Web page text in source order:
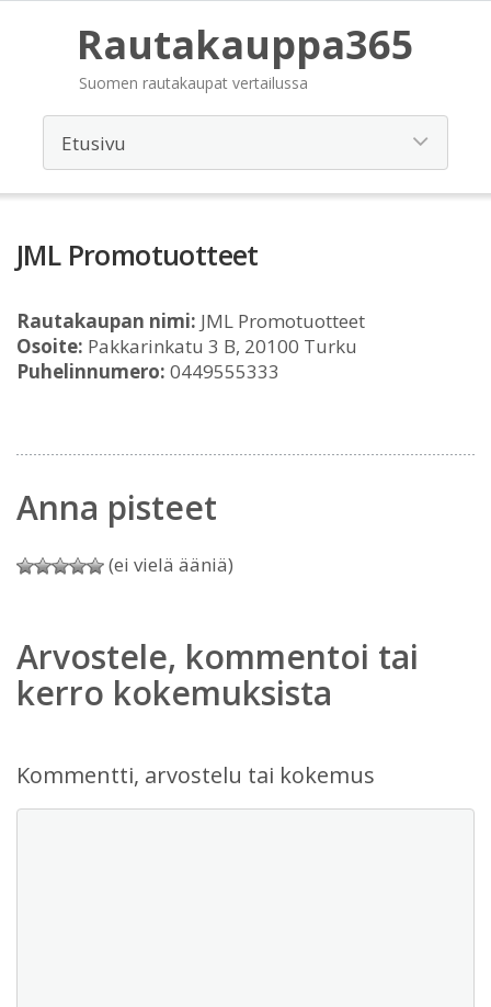
Rautakauppa365
Suomen rautakaupat vertailussa
JML Promotuotteet
Rautakaupan nimi: JML Promotuotteet
Osoite: Pakkarinkatu 3 B, 20100 Turku
Puhelinnumero: 0449555333
Anna pisteet
(ei vielä ääniä)
Arvostele, kommentoi tai
kerro kokemuksista
Kommentti, arvostelu tai kokemus